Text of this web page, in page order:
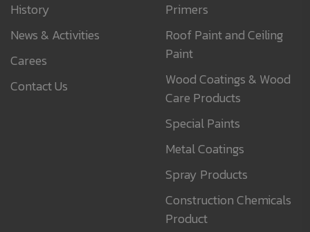
History
News & Activities
Carees
Contact Us
Primers
Roof Paint and Ceiling
Paint
Wood Coatings & Wood
Care Products
Special Paints
Metal Coatings
Spray Products
Construction Chemicals
Product